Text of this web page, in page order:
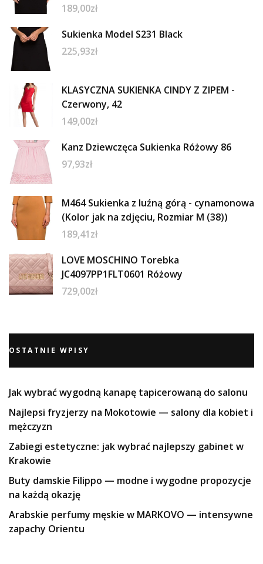
189,00zł
Sukienka Model S231 Black
225,93zł
KLASYCZNA SUKIENKA CINDY Z ZIPEM -
Czerwony, 42
149,00zł
Kanz Dziewczęca Sukienka Różowy 86
97,93zł
M464 Sukienka z luźną górą - cynamonowa
(Kolor jak na zdjęciu, Rozmiar M (38))
189,41zł
LOVE MOSCHINO Torebka
JC4097PP1FLT0601 Różowy
729,00zł
OSTATNIE WPISY
Jak wybrać wygodną kanapę tapicerowaną do salonu
Najlepsi fryzjerzy na Mokotowie — salony dla kobiet i
mężczyzn
Zabiegi estetyczne: jak wybrać najlepszy gabinet w
Krakowie
Buty damskie Filippo — modne i wygodne propozycje
na każdą okazję
Arabskie perfumy męskie w MARKOVO — intensywne
zapachy Orientu